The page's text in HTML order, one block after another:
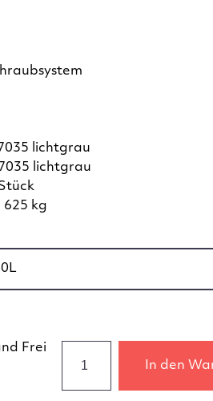
lichtgrau
lichtgrau
625 kg
Frei
In den